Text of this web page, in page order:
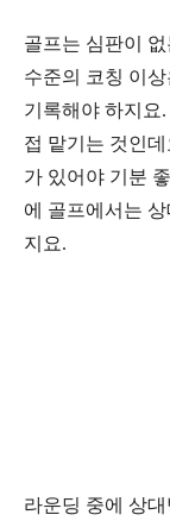
골프는 심판이
수준의 코칭 이
기록해야 하지요.
접 맡기는 것인데
가 있어야 기분
에 골프에서는
지요.
라운딩 중에 상